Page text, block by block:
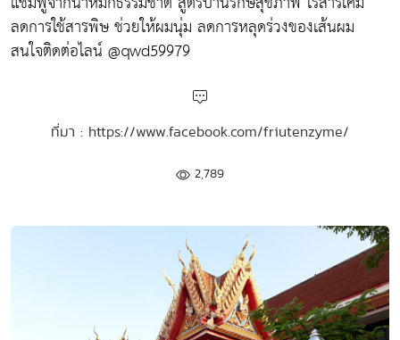
ลดการใช้สารพิษ ช่วยให้ผมนุ่ม ลดการหลุดร่วงของเส้นผม
สนใจติดต่อไลน์ @qwd59979
ที่มา : https://www.facebook.com/friutenzyme/
2,789